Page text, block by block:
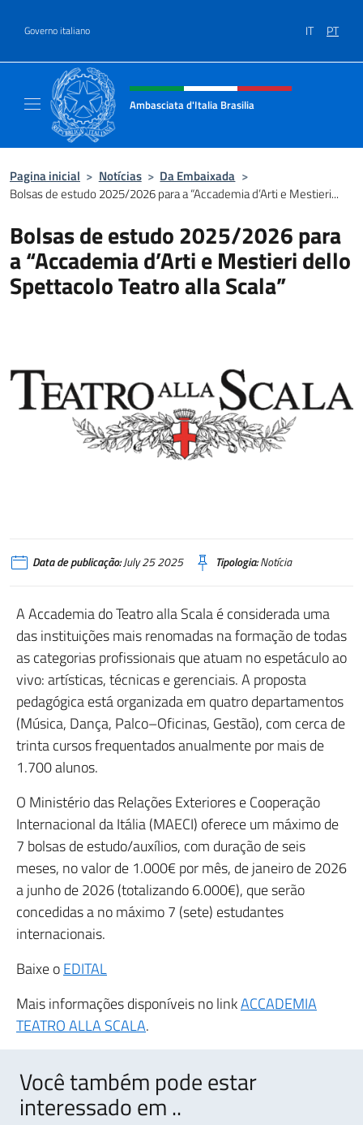
Governo italiano IT PT
Site, social e cabeçalho do menu
Ambasciata d'Italia Brasilia
Pagina inicial > Notícias > Da Embaixada >
Bolsas de estudo 2025/2026 para a “Accademia d’Arti e Mestieri...
Bolsas de estudo 2025/2026 para
a “Accademia d’Arti e Mestieri dello
Spettacolo Teatro alla Scala”
Data de publicação:July 25 2025 Tipologia:Notícia
A Accademia do Teatro alla Scala é considerada uma
das instituições mais renomadas na formação de todas
as categorias profissionais que atuam no espetáculo ao
vivo: artísticas, técnicas e gerenciais. A proposta
pedagógica está organizada em quatro departamentos
(Música, Dança, Palco–Oficinas, Gestão), com cerca de
trinta cursos frequentados anualmente por mais de
1.700 alunos.
O Ministério das Relações Exteriores e Cooperação
Internacional da Itália (MAECI) oferece um máximo de
7 bolsas de estudo/auxílios, com duração de seis
meses, no valor de 1.000€ por mês, de janeiro de 2026
a junho de 2026 (totalizando 6.000€), que serão
concedidas a no máximo 7 (sete) estudantes
internacionais.
Baixe oEDITAL
Mais informações disponíveis no linkACCADEMIA
TEATRO ALLA SCALA.
Você também pode estar
interessado em ..